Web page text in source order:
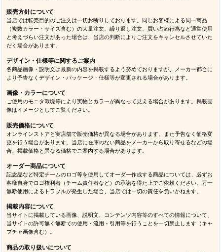
販売方針について
当店では転売目的のご注文は一切お断りしております。同じお客様による同一商品
（複数カラー・サイズ含む）の大量注文、繰り返し注文、買い占め行為など通常使用
と考えづらい注文があった場合は、当店の判断によりご注文をキャンセルさせていた
だく場合があります。
デザイン・仕様等に関するご案内
各商品画像・説明文は最新の内容を掲載するよう努めておりますが、メーカー都合に
より予告なくデザイン・パッケージ・仕様等が変更される場合があります。
画像・カラーについて
ご使用のモニタ環境等により実物とカラーが異なって見える場合があります。掲載画
像はイメージとしてご覧ください。
販売価格について
オンラインストアと実店舗で販売価格が異なる場合があります。また予告なく価格変
更を行う場合があります。当店に在庫のない商品をメーカーから取り寄せるなどの場
合、掲載価格と異なる価格でご案内する場合があります。
オーダー商品について
記念品など特定チームのロゴ等を使用してオーダー作成する商品については、必ずお
客様自身でロゴ権利者（チーム責任者など）の承諾を得た上でご依頼ください。万一
無断使用によるトラブルが発生した場合、当店では一切の責任を負いかねます。
掲載内容について
当サイトに掲載している画像、説明文、コンテンツ内容等のすべての情報について、
当サイトの許可無く無断での使用・流用・引用等を行うことを一切禁止します（キャ
プチャ画像含む）。
商品の取り扱いについて